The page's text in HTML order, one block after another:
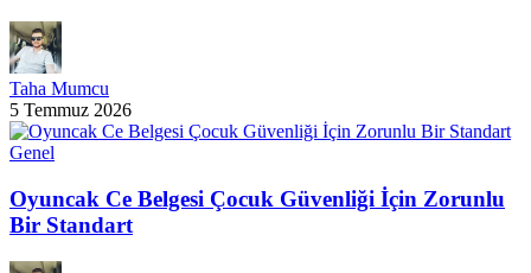
Taha Mumcu
5 Temmuz 2026
Genel
Oyuncak Ce Belgesi Çocuk Güvenliği İçin Zorunlu
Bir Standart